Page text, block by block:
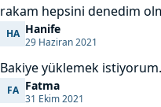
rakam hepsini denedim
HA
Hanife
Hanife
29 Haziran 2021
Bakiye yüklemek istiyorum.
FA
Fatma
Fatma
31 Ekim 2021